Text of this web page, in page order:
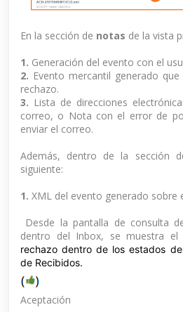
En la sección de notas de la vista
1. Generación del evento con el
2. Evento mercantil generado
rechazo.
3. Lista de direcciones
correo, o Nota con el error de
enviar el correo.
Además, dentro de la sección
siguiente:
1. XML del evento generado sobre
Desde la pantalla de consulta
dentro del Inbox, se muestra el
rechazo dentro de los estados
de Recibidos.
Aceptación